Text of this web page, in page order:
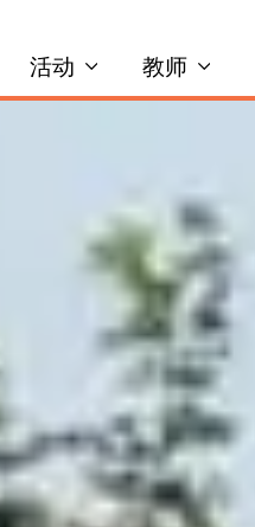
活动 教师